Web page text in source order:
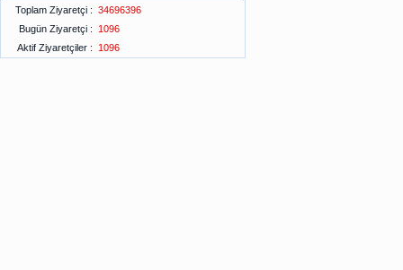
Toplam Ziyaretçi : 34696396
Bugün Ziyaretçi :
1096
Aktif Ziyaretçiler :
1096